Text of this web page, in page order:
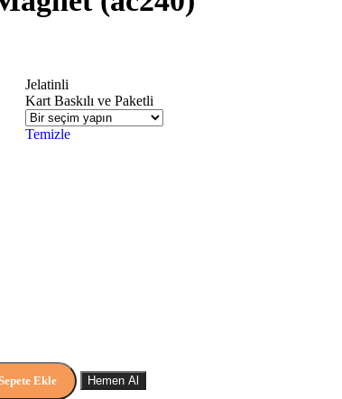
Jelatinli
Kart Baskılı ve Paketli
Temizle
Ekle Hemen Al